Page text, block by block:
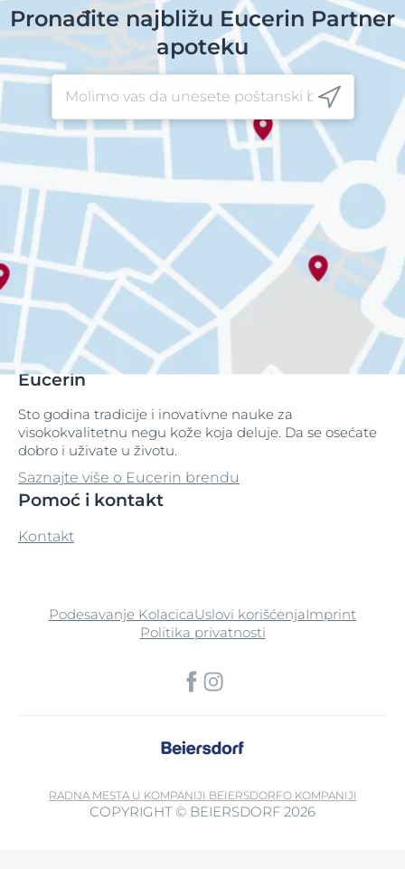
Pronađite najbližu Eucerin Partner
apoteku
Eucerin
Sto godina tradicije i inovativne nauke za
visokokvalitetnu negu kože koja deluje. Da se osećate
dobro i uživate u životu.
Saznajte više o Eucerin brendu
Pomoć i kontakt
Kontakt
Podesavanje KolacicaUslovi korišćenjaImprint
Politika privatnosti
RADNA MESTA U KOMPANIJI BEIERSDORFO KOMPANIJI
COPYRIGHT © BEIERSDORF 2026